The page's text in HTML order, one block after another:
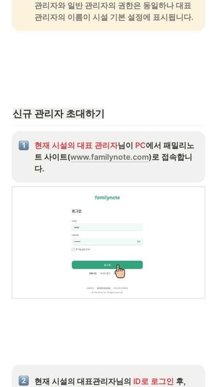
관리자와 일반 관리자의 권한은 동일하나 대표
관리자의 이름이 시설 기본 설정에 표시됩니다.
신규 관리자 초대하기
현재 시설의 대표 관리자님이 PC에서 패밀리노
트 사이트(www.familynote.com)로 접속합니
다.
현재 시설의 대표관리자님의 ID로 로그인